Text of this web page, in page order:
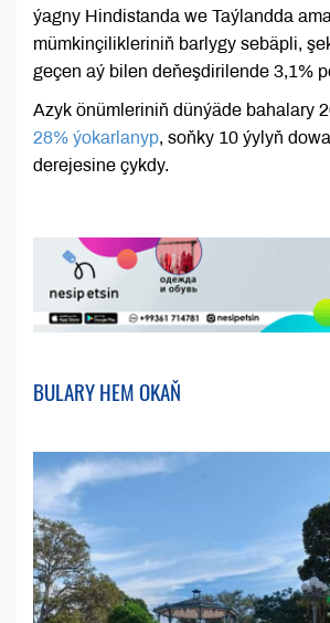
ýagny Hindistanda we Taýlandda
mümkinçilikleriniň barlygy sebäpli,
geçen aý bilen deňeşdirilende 3,1%
Azyk önümleriniň dünýäde bahalary
28% ýokarlanyp, soňky 10 ýylyň
derejesine çykdy.
BULARY HEM OKAŇ